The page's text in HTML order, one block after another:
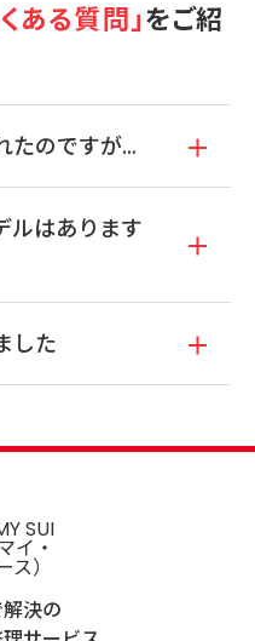
お預かり当日）。なお修
送料と代引き手数料は当
くある質問」をご紹
たのですが…
ルはあります
した
決の